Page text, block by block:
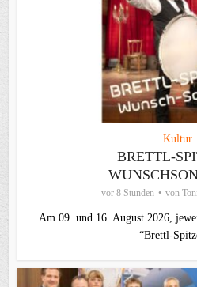
Kultur
BRETTL-
vor 8 Stunden von
Am 09. und 16. August 2026,
“Brettl-